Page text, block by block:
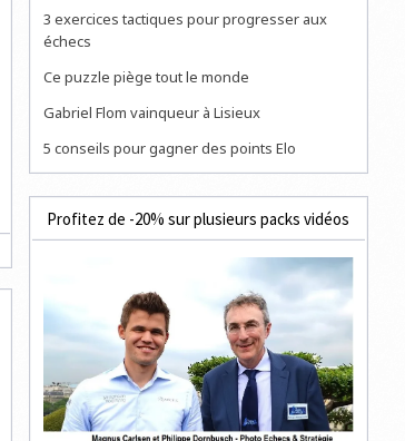
3 exercices tactiques pour progresser aux
échecs
Ce puzzle piège tout le monde
Gabriel Flom vainqueur à Lisieux
5 conseils pour gagner des points Elo
Profitez de -20% sur plusieurs packs vidéos